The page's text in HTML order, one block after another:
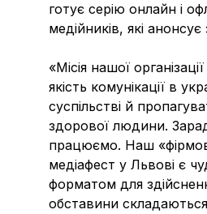
готує серію онлайн і
медійників, які
«Місія нашої
якість комунікації в
суспільстві й
здорової людини.
працюємо. Наш
медіафест у Львові є
форматом для
обставини